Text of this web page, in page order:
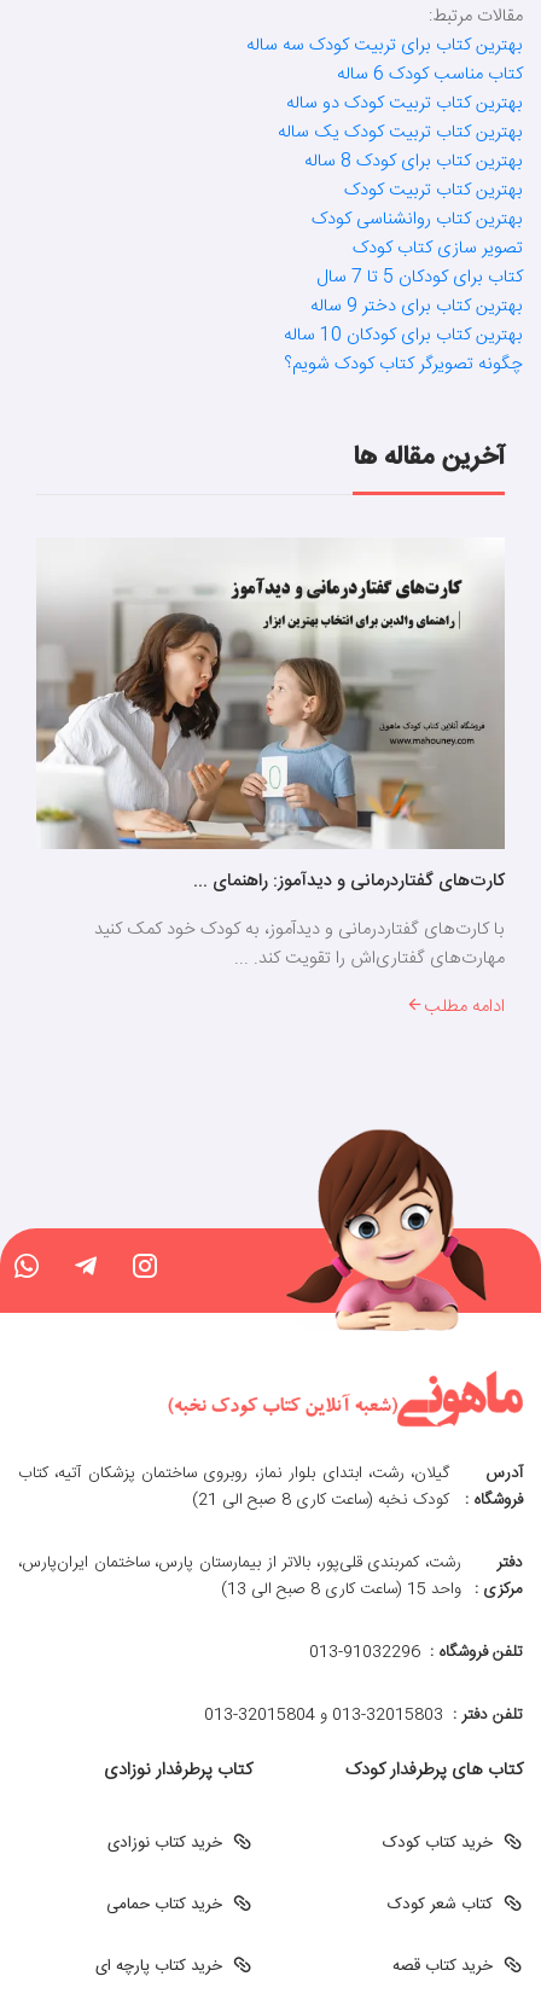
مقالات مرتبط:
بهترین کتاب برای تربیت کودک سه ساله
کتاب مناسب کودک 6 ساله
بهترین کتاب تربیت کودک دو ساله
بهترین کتاب تربیت کودک یک ساله
بهترین کتاب برای کودک 8 ساله
بهترین کتاب تربیت کودک
بهترین کتاب روانشناسی کودک
تصویر سازی کتاب کودک
کتاب برای کودکان 5 تا 7 سال
بهترین کتاب برای دختر 9 ساله
بهترین کتاب برای کودکان 10 ساله
چگونه تصویرگر کتاب کودک شویم؟
آخرین مقاله ها
کارت‌های گفتاردرمانی و دیدآموز: راهنمای ...
با کارت‌های گفتاردرمانی و دیدآموز، به کودک خود کمک کنید
مهارت‌های گفتاری‌اش را تقویت کند. ...
ادامه مطلب
آدرس
فروشگاه :
گیلان، رشت، ابتدای بلوار نماز، روبروی ساختمان پزشکان آتیه، کتاب
کودک نخبه (ساعت کاری 8 صبح الی 21)
دفتر
مرکزی :
رشت، کمربندی قلی‌پور، بالاتر از بیمارستان پارس، ساختمان ایران‌پارس،
واحد 15 (ساعت کاری 8 صبح الی 13)
تلفن فروشگاه : 013-91032296
تلفن دفتر : 013-32015803 و 32015804-013
کتاب های پرطرفدار کودک
خرید کتاب کودک
کتاب شعر کودک
خرید کتاب قصه
کتاب پرطرفدار نوزادی
خرید کتاب نوزادی
خرید کتاب حمامی
خرید کتاب پارچه ای